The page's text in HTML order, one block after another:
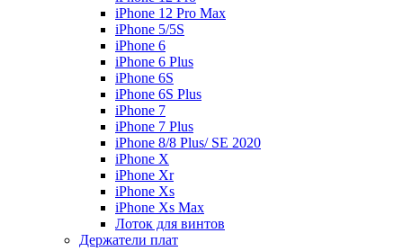
iPhone 12 Pro Max
iPhone 5/5S
iPhone 6
iPhone 6 Plus
iPhone 6S
iPhone 6S Plus
iPhone 7
iPhone 7 Plus
iPhone 8/8 Plus/ SE 2020
iPhone X
iPhone Xr
iPhone Xs
iPhone Xs Max
Лоток для винтов
Держатели плат